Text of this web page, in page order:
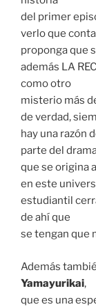
del primer
verlo que
proponga que
además LA
como otro
misterio más
de verdad,
hay una razón
parte del
que se origina
en este
estudiantil
de ahí que
se tengan que
Además
Yamayurikai,
que es una